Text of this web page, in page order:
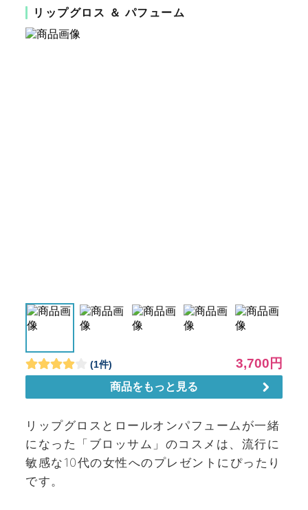
リップグロス ＆ パフューム
リップグロスとロールオンパフュームが一緒
になった「ブロッサム」のコスメは、流行に
敏感な10代の女性へのプレゼントにぴったり
です。